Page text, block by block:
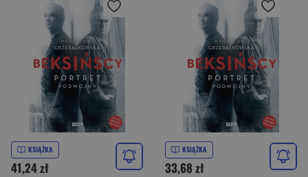
KSIĄŻKA
41,24 zł
KSIĄŻKA
33,68 zł